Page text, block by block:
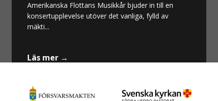
Amerikanska Flottans Musikkår bjuder in till en
konsertupplevelse utöver det vanliga, fylld av
mäkti...
Läs mer →